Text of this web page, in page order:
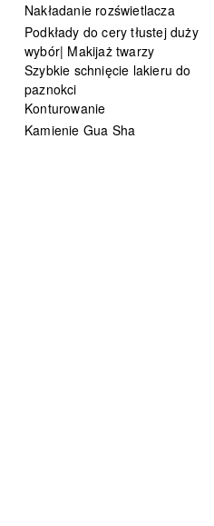
Nakładanie rozświetlacza
Podkłady do cery tłustej duży
wybór| Makijaż twarzy
Szybkie schnięcie lakieru do
paznokci
Konturowanie
Kamienie Gua Sha